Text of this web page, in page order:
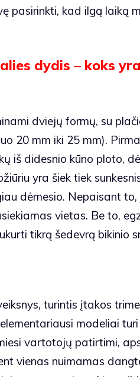
pasirinkti, kad ilgą laiką
dydis – koks
dviejų formų, su
20 mm iki 25 mm).
iš didesnio kūno ploto,
yra šiek tiek
dėmesio. Nepaisant
vietas. Be to,
tikrą šedevrą bikinio
turintis įtakos
modeliai
vartotojų patirtimi,
vienas nuimamas